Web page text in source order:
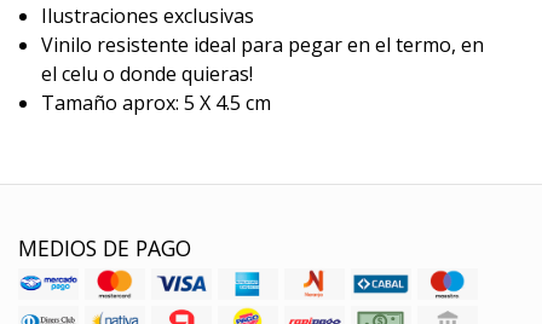
Ilustraciones exclusivas
Vinilo resistente ideal para pegar en el termo, en
el celu o donde quieras!
Tamaño aprox: 5 X 4.5 cm
MEDIOS DE PAGO